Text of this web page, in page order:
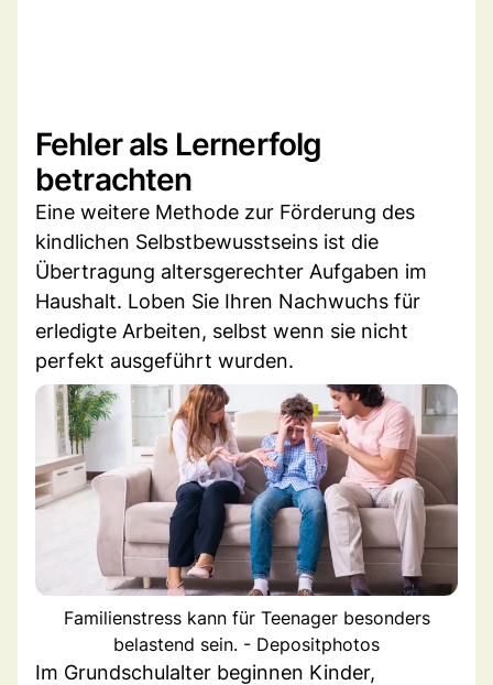
Fehler als Lernerfolg
betrachten
Eine weitere Methode zur Förderung des
kindlichen Selbstbewusstseins ist die
Übertragung altersgerechter Aufgaben im
Haushalt. Loben Sie Ihren Nachwuchs für
erledigte Arbeiten, selbst wenn sie nicht
perfekt ausgeführt wurden.
Familienstress kann für Teenager besonders
belastend sein. - Depositphotos
Im Grundschulalter beginnen Kinder,